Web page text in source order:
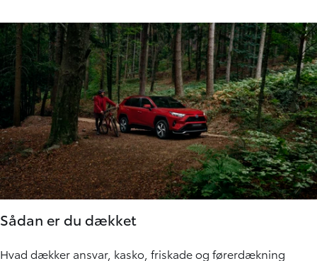
Sådan er du dækket
Hvad dækker ansvar, kasko, friskade og førerdækning